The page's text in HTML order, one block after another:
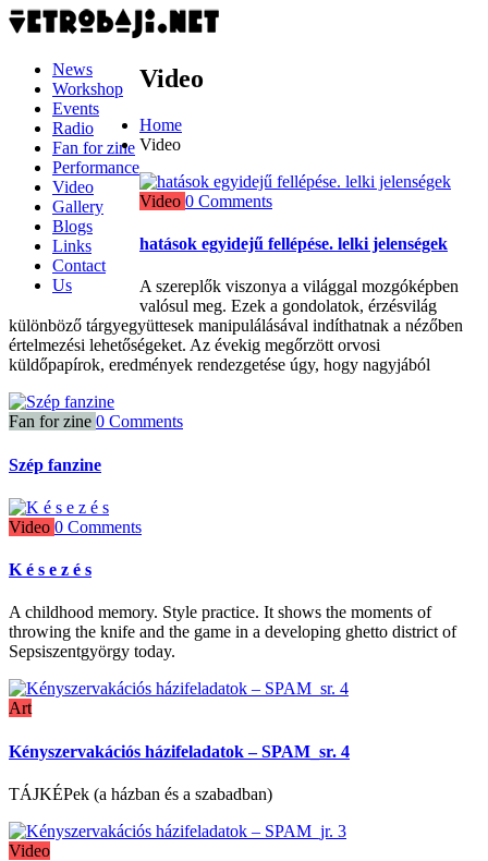
News
Workshop
Events
Radio
Fan for zine
Performance
Video
Gallery
Blogs
Links
Contact
Us
Video
Home
Video
Video 0 Comments
hatások egyidejű fellépése. lelki jelenségek
A szereplők viszonya a világgal mozgóképben
valósul meg. Ezek a gondolatok, érzésvilág
különböző tárgyegyüttesek manipulálásával indíthatnak a nézőben
értelmezési lehetőségeket. Az évekig megőrzött orvosi
küldőpapírok, eredmények rendezgetése úgy, hogy nagyjából
Fan for zine 0 Comments
Szép fanzine
Video 0 Comments
K é s e z é s
A childhood memory. Style practice. It shows the moments of
throwing the knife and the game in a developing ghetto district of
Sepsiszentgyörgy today.
Art
Kényszervakációs házifeladatok – SPAM_sr. 4
TÁJKÉPek (a házban és a szabadban)
Video